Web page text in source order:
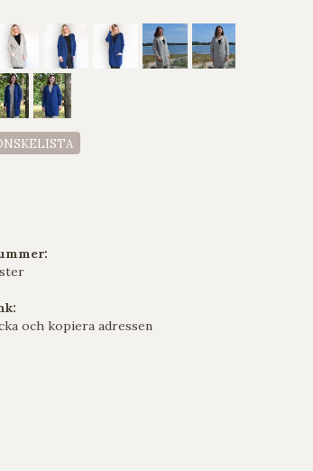
och kopiera adressen